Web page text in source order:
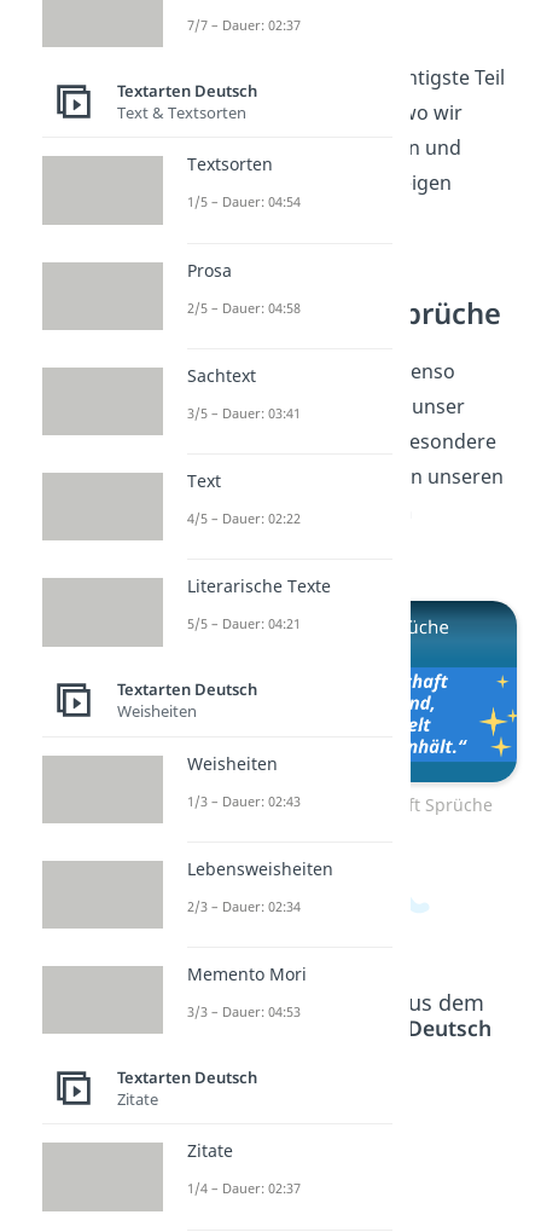
der wichtigste Teil
unseres Lebens — wo wir
Geborgenheit finden und
unser wahres Ich zeigen
Freundschaft Sprüche
Freundschaften sind ebenso
wichtig und bereichern unser
Leben auf ihre eigene besondere
Weise. Lass dich
von unseren
Freundschaft Sprüchen
Zum Video: Freundschaft Sprüche
Beliebte Inhalte aus dem
Textarten Deutsch
Dauer:
02:43
e
7/7 – Dauer: 02:37
Textarten Deutsch
Text & Textsorten
Textsorten
1/5 – Dauer: 04:54
Prosa
2/5 – Dauer: 04:58
Sachtext
3/5 – Dauer: 03:41
Text
4/5 – Dauer: 02:22
Literarische Texte
5/5 – Dauer: 04:21
Textarten Deutsch
Weisheiten
Weisheiten
1/3 – Dauer: 02:43
Lebensweisheiten
2/3 – Dauer: 02:34
Memento Mori
3/3 – Dauer: 04:53
Textarten Deutsch
Zitate
Zitate
1/4 – Dauer: 02:37